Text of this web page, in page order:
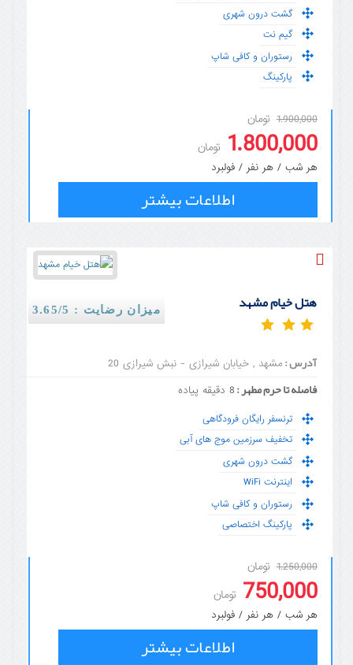
گشت درون شهری
گیم نت
رستوران و کافی شاپ
پارکینگ
1.900,000 تومان
1.800,000 تومان
هر شب / هر نفر / فولبرد
اطلاعات بیشتر
هتل خیام مشهد میزان رضایت : 3.65/5
آدرس : مشهد , خیابان شیرازی - نبش شیرازی 20
فاصله تا حرم مطهر : 8 دقیقه پیاده
ترنسفر رایگان فرودگاهی
تخفیف سرزمین موج های آبی
گشت درون شهری
اینترنت WiFi
رستوران و کافی شاپ
پارکینگ اختصاصی
1.250,000 تومان
750,000 تومان
هر شب / هر نفر / فولبرد
اطلاعات بیشتر